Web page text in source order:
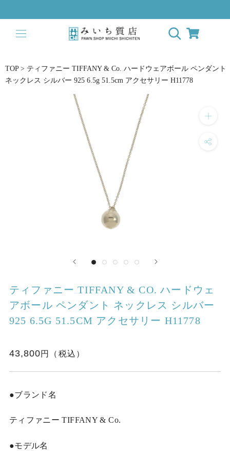
キ
て
TOP > ティファニー TIFFANY & Co. ハードウェアボール ペンダント
ネックレス シルバー 925 6.5g 51.5cm アクセサリー H11778
ティファニー TIFFANY & CO. ハードウェ
アボール ペンダント ネックレス シルバー
925 6.5G 51.5CM アクセサリー H11778
43,800
●ブランド名
ティファニー TIFFANY & Co.
●モデル名